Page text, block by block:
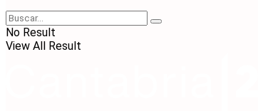
No Result
View All Result